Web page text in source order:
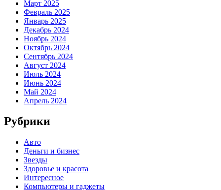
Март 2025
Февраль 2025
Январь 2025
Декабрь 2024
Ноябрь 2024
Октябрь 2024
Сентябрь 2024
Август 2024
Июль 2024
Июнь 2024
Май 2024
Апрель 2024
Рубрики
Авто
Деньги и бизнес
Звезды
Здоровье и красота
Интересное
Компьютеры и гаджеты